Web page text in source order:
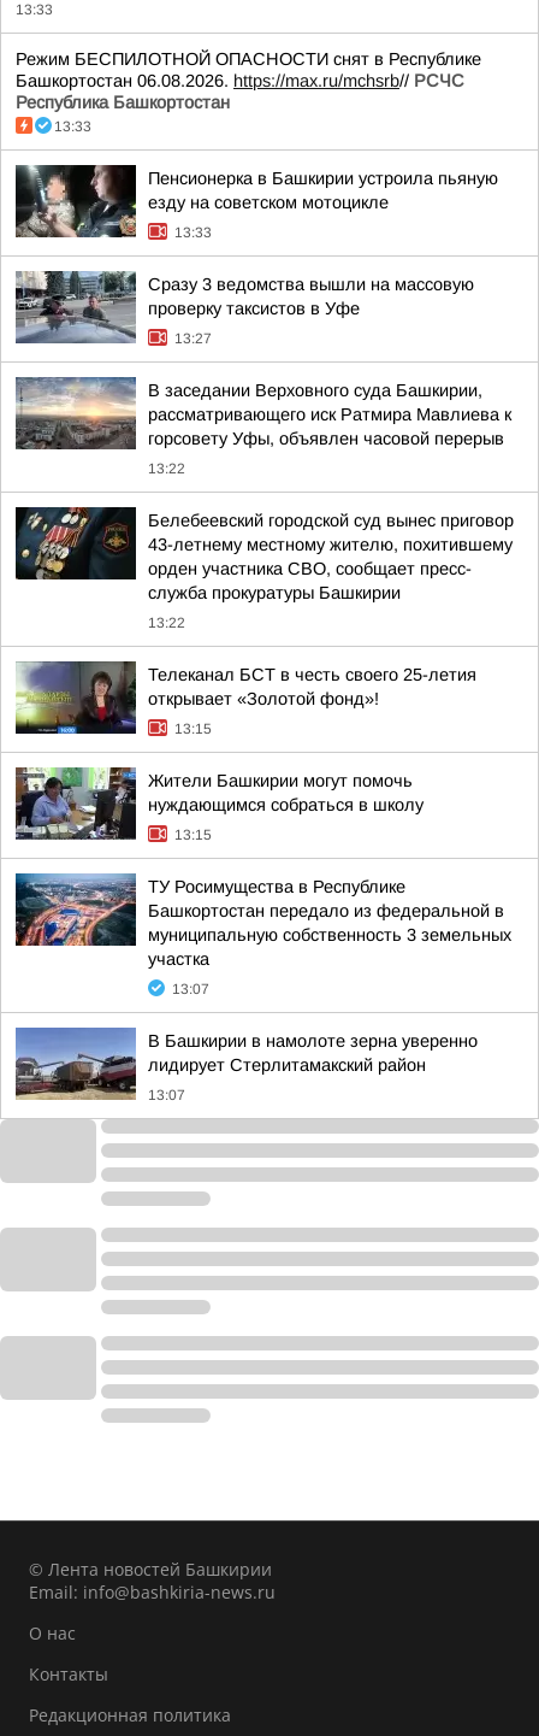
13:33
Режим БЕСПИЛОТНОЙ ОПАСНОСТИ снят в Республике
Башкортостан 06.08.2026. https://max.ru/mchsrb// РСЧС
Республика Башкортостан
13:33
Пенсионерка в Башкирии устроила пьяную
езду на советском мотоцикле
13:33
Сразу 3 ведомства вышли на массовую
проверку таксистов в Уфе
13:27
В заседании Верховного суда Башкирии,
рассматривающего иск Ратмира Мавлиева к
горсовету Уфы, объявлен часовой перерыв
13:22
Белебеевский городской суд вынес приговор
43-летнему местному жителю, похитившему
орден участника СВО, сообщает пресс-
служба прокуратуры Башкирии
13:22
Телеканал БСТ в честь своего 25-летия
открывает «Золотой фонд»!
13:15
Жители Башкирии могут помочь
нуждающимся собраться в школу
13:15
ТУ Росимущества в Республике
Башкортостан передало из федеральной в
муниципальную собственность 3 земельных
участка
13:07
В Башкирии в намолоте зерна уверенно
лидирует Стерлитамакский район
13:07
© Лента новостей Башкирии
Email: info@bashkiria-news.ru
О нас
Контакты
Редакционная политика